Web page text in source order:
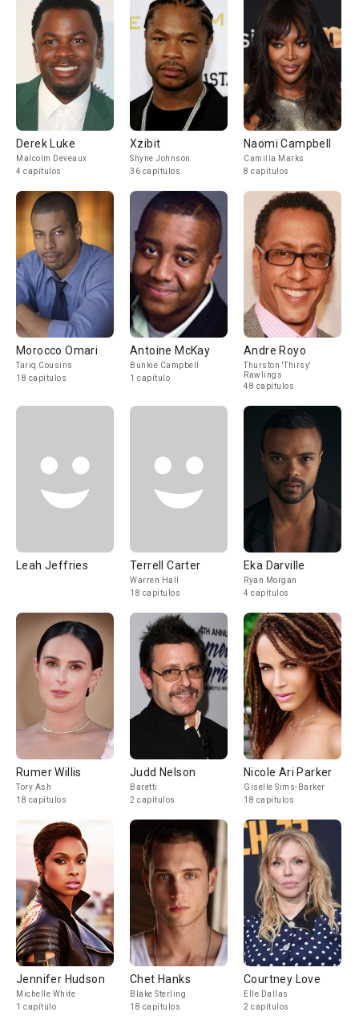
Derek Luke
Malcolm Deveaux
4 capítulos
Xzibit
Shyne Johnson
36 capítulos
Naomi Campbell
Camilla Marks
8 capítulos
Morocco Omari
Tariq Cousins
18 capítulos
Antoine McKay
Bunkie Campbell
1 capítulo
Andre Royo
Thurston 'Thirsy'
Rawlings
48 capítulos
Leah Jeffries Terrell Carter
Warren Hall
18 capítulos
Eka Darville
Ryan Morgan
4 capítulos
Rumer Willis
Tory Ash
18 capítulos
Judd Nelson
Baretti
2 capítulos
Nicole Ari Parker
Giselle Sims-Barker
18 capítulos
Jennifer Hudson
Michelle White
1 capítulo
Chet Hanks
Blake Sterling
18 capítulos
Courtney Love
Elle Dallas
2 capítulos